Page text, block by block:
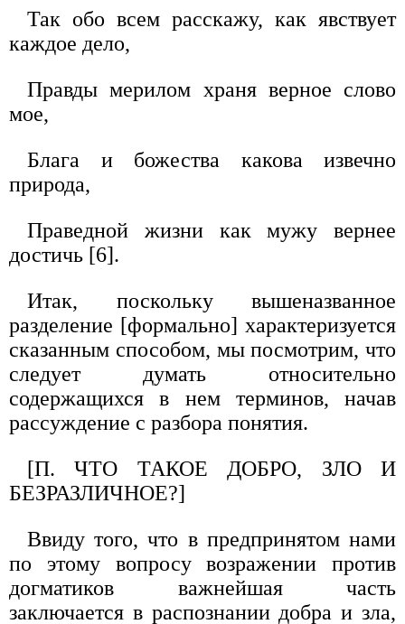
Так обо всем расскажу, как явствует
каждое дело,
Правды мерилом храня верное слово
мое,
Блага и божества какова извечно
природа,
Праведной жизни как мужу вернее
достичь [6].
Итак, поскольку вышеназванное
разделение [формально] характеризуется
сказанным способом, мы посмотрим, что
следует думать относительно
содержащихся в нем терминов, начав
рассуждение с разбора понятия.
[П. ЧТО ТАКОЕ ДОБРО, ЗЛО И
БЕЗРАЗЛИЧНОЕ?]
Ввиду того, что в предпринятом нами
по этому вопросу возражении против
догматиков важнейшая часть
заключается в распознании добра и зла,